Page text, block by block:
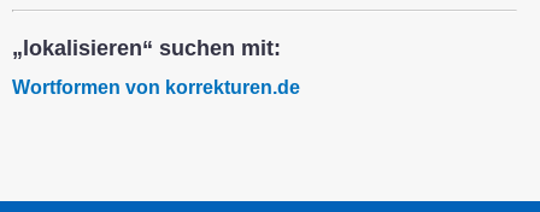
„lokalisieren“ suchen mit:
Wortformen von korrekturen.de